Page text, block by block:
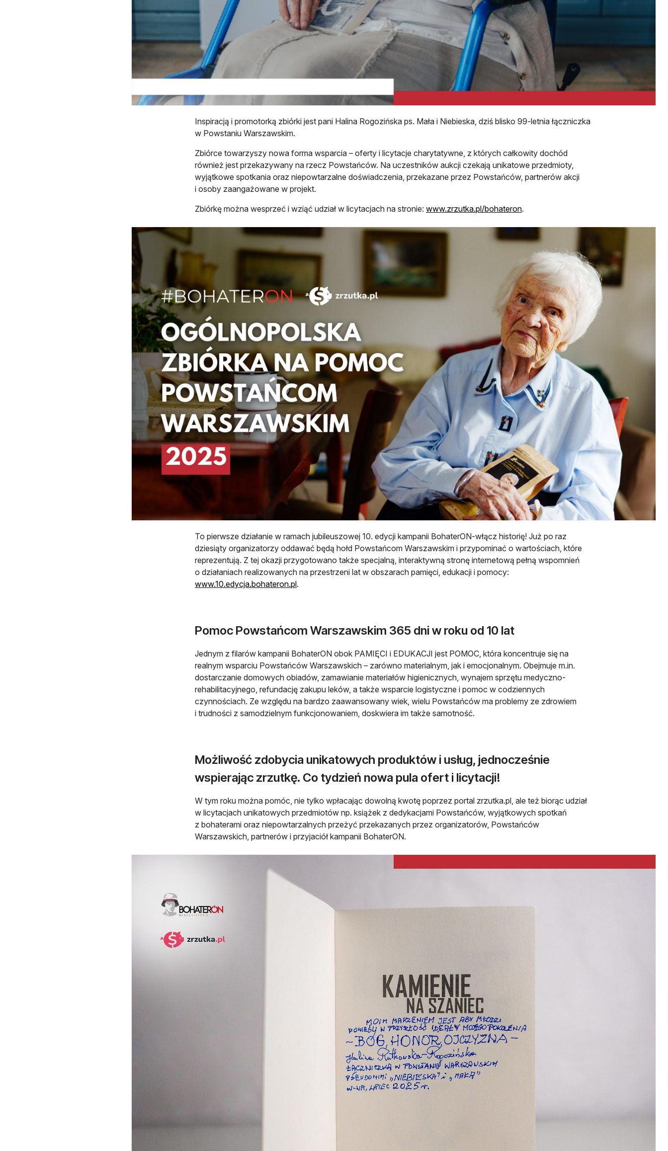
Inspiracją i promotorką zbiórki jest pani Halina Rogozińska ps. Mała i Niebieska, dziś blisko 99-letnia łączniczka
w Powstaniu Warszawskim.
Zbiórce towarzyszy nowa forma wsparcia – oferty i licytacje charytatywne, z których całkowity dochód
również jest przekazywany na rzecz Powstańców. Na uczestników aukcji czekają unikatowe przedmioty,
wyjątkowe spotkania oraz niepowtarzalne doświadczenia, przekazane przez Powstańców, partnerów akcji
i osoby zaangażowane w projekt.
Zbiórkę można wesprzeć i wziąć udział w licytacjach na stronie: www.zrzutka.pl/bohateronotwiera się w nowej karcie
.
To pierwsze działanie w ramach jubileuszowej 10. edycji kampanii BohaterON-włącz historię! Już po raz
dziesiąty organizatorzy oddawać będą hołd Powstańcom Warszawskim i przypominać o wartościach, które
reprezentują. Z tej okazji przygotowano także specjalną, interaktywną stronę internetową pełną wspomnień
o działaniach realizowanych na przestrzeni lat w obszarach pamięci, edukacji i pomocy:
www.10.edycja.bohateron.plotwiera się w nowej karcie
.
Pomoc Powstańcom Warszawskim 365 dni w roku od 10 lat
Jednym z filarów kampanii BohaterON obok PAMIĘCI i EDUKACJI jest POMOC, która koncentruje się na
realnym wsparciu Powstańców Warszawskich – zarówno materialnym, jak i emocjonalnym. Obejmuje m.in.
dostarczanie domowych obiadów, zamawianie materiałów higienicznych, wynajem sprzętu medyczno-
rehabilitacyjnego, refundację zakupu leków, a także wsparcie logistyczne i pomoc w codziennych
czynnościach. Ze względu na bardzo zaawansowany wiek, wielu Powstańców ma problemy ze zdrowiem
i trudności z samodzielnym funkcjonowaniem, doskwiera im także samotność.
Możliwość zdobycia unikatowych produktów i usług, jednocześnie
wspierając zrzutkę. Co tydzień nowa pula ofert i licytacji!
W tym roku można pomóc, nie tylko wpłacając dowolną kwotę poprzez portal zrzutka.pl, ale też biorąc udział
w licytacjach unikatowych przedmiotów np. książek z dedykacjami Powstańców, wyjątkowych spotkań
z bohaterami oraz niepowtarzalnych przeżyć przekazanych przez organizatorów, Powstańców
Warszawskich, partnerów i przyjaciół kampanii BohaterON.